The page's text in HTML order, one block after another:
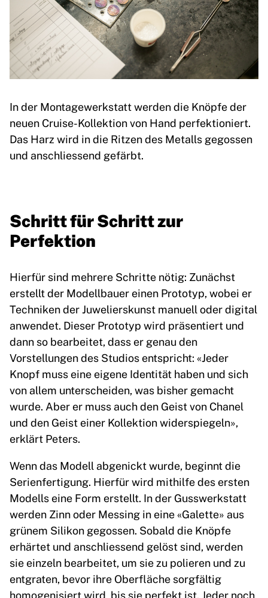
In der Montagewerkstatt werden die Knöpfe der
neuen Cruise-Kollektion von Hand perfektioniert.
Das Harz wird in die Ritzen des Metalls gegossen
und anschliessend gefärbt.
Schritt für Schritt zur
Perfektion
Hierfür sind mehrere Schritte nötig: Zunächst
erstellt der Modellbauer einen Prototyp, wobei er
Techniken der Juwelierskunst manuell oder digital
anwendet. Dieser Prototyp wird präsentiert und
dann so bearbeitet, dass er genau den
Vorstellungen des Studios entspricht: «Jeder
Knopf muss eine eigene Identität haben und sich
von allem unterscheiden, was bisher gemacht
wurde. Aber er muss auch den Geist von Chanel
und den Geist einer Kollektion widerspiegeln»,
erklärt Peters.
Wenn das Modell abgenickt wurde, beginnt die
Serienfertigung. Hierfür wird mithilfe des ersten
Modells eine Form erstellt. In der Gusswerkstatt
werden Zinn oder Messing in eine «Galette» aus
grünem Silikon gegossen. Sobald die Knöpfe
erhärtet und anschliessend gelöst sind, werden
sie einzeln bearbeitet, um sie zu polieren und zu
entgraten, bevor ihre Oberfläche sorgfältig
homogenisiert wird, bis sie perfekt ist. Jeder noch